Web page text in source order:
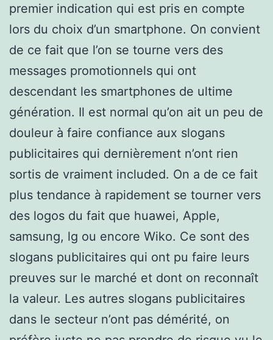
premier indication qui est pris en compte
lors du choix d’un smartphone. On convient
de ce fait que l’on se tourne vers des
messages promotionnels qui ont
descendant les smartphones de ultime
génération. Il est normal qu’on ait un peu de
douleur à faire confiance aux slogans
publicitaires qui dernièrement n’ont rien
sortis de vraiment included. On a de ce fait
plus tendance à rapidement se tourner vers
des logos du fait que huawei, Apple,
samsung, lg ou encore Wiko. Ce sont des
slogans publicitaires qui ont pu faire leurs
preuves sur le marché et dont on reconnaît
la valeur. Les autres slogans publicitaires
dans le secteur n’ont pas démérité, on